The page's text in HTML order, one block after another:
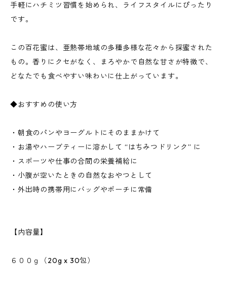
手軽にハチミツ習慣を始められ、ライフスタイルにぴったり
です。
この百花蜜は、亜熱帯地域の多種多様な花々から採蜜された
もの。香りにクセがなく、まろやかで自然な甘さが特徴で、
どなたでも食べやすい味わいに仕上がっています。
◆おすすめの使い方
・朝食のパンやヨーグルトにそのままかけて
・お湯やハーブティーに溶かして “はちみつドリンク” に
・スポーツや仕事の合間の栄養補給に
・小腹が空いたときの自然なおやつとして
・外出時の携帯用にバッグやポーチに常備
【内容量】
６００ｇ（20g x 30包）